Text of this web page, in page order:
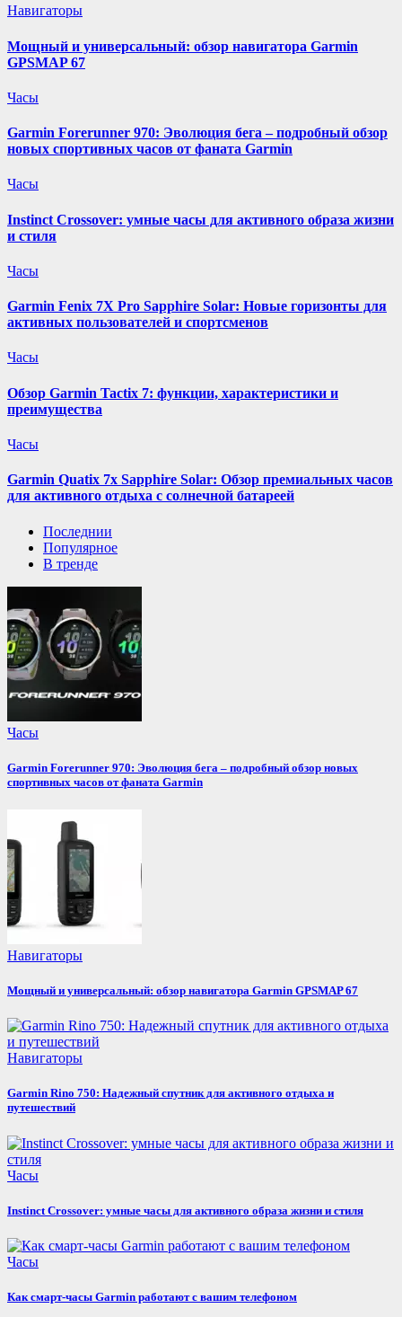
Навигаторы
Мощный и универсальный: обзор навигатора Garmin
GPSMAP 67
Часы
Garmin Forerunner 970: Эволюция бега – подробный обзор
новых спортивных часов от фаната Garmin
Часы
Instinct Crossover: умные часы для активного образа жизни
и стиля
Часы
Garmin Fenix 7X Pro Sapphire Solar: Новые горизонты для
активных пользователей и спортсменов
Часы
Обзор Garmin Tactix 7: функции, характеристики и
преимущества
Часы
Garmin Quatix 7x Sapphire Solar: Обзор премиальных часов
для активного отдыха с солнечной батареей
Последнии
Популярное
В тренде
Часы
Garmin Forerunner 970: Эволюция бега – подробный обзор новых
спортивных часов от фаната Garmin
Навигаторы
Мощный и универсальный: обзор навигатора Garmin GPSMAP 67
Навигаторы
Garmin Rino 750: Надежный спутник для активного отдыха и
путешествий
Часы
Instinct Crossover: умные часы для активного образа жизни и стиля
Часы
Как смарт-часы Garmin работают с вашим телефоном